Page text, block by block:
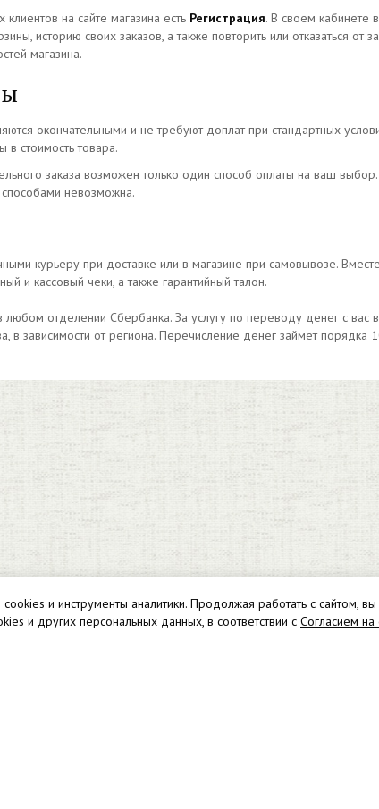
клиентов на сайте магазина есть Регистрация. В своем кабинете
историю своих заказов, а также повторить или отказаться от
магазина.
окончательными и не требуют доплат при стандартных
в стоимость товара.
заказа возможен только один способ оплаты на ваш
невозможна.
курьеру при доставке или в магазине при самовывозе.
и кассовый чеки, а также гарантийный талон.
любом отделении Сбербанка. За услугу по переводу денег с вас
в зависимости от региона. Перечисление денег займет порядка
и инструменты аналитики. Продолжая работать с сайтом,
и других персональных данных, в соответствии с Согласием